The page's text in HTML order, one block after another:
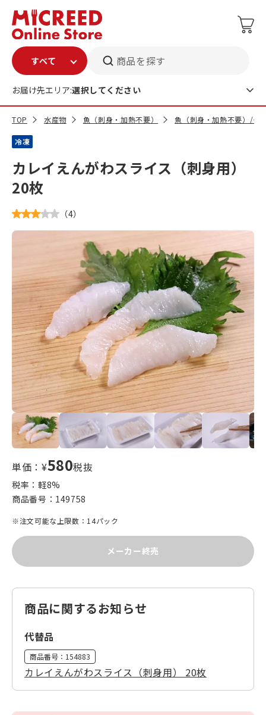
商品を探す
お届け先エリア:選択してください
TOP 水産物 魚（刺身・加熱不要） 魚（刺身・加熱不要）/そ
冷凍
カレイえんがわスライス（刺身用）
20枚
（4）
単価：¥580税抜
税率：軽8%
商品番号： 149758
※注文可能な上限数：14パック
メーカー終売
商品に関するお知らせ
代替品
商品番号： 154883
カレイえんがわスライス（刺身用） 20枚